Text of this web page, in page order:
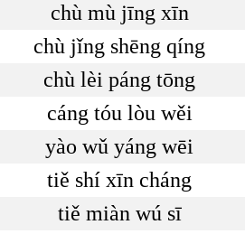
chù mù jīng xīn
chù jǐng shēng qíng
chù lèi páng tōng
cáng tóu lòu wěi
yào wǔ yáng wēi
tiě shí xīn cháng
tiě miàn wú sī